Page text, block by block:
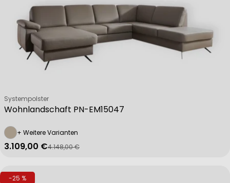
Wohnlandschaft PN-EM15047
Verkäufer:
Systempolster
+ Weitere Varianten
Verkaufspreis
3.109,00 €
Regulärer Preis
4.148,00 €
-25 %